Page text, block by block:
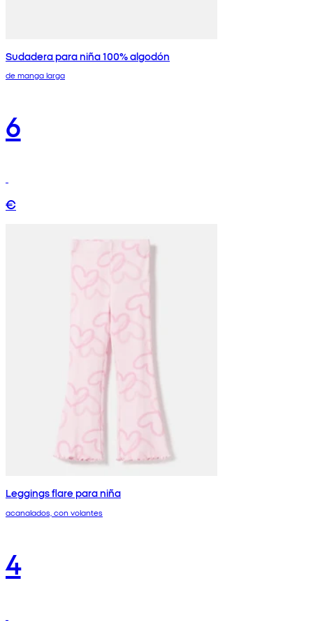
Sudadera para niña 100% algodón
de manga larga
6
€
Leggings flare para niña
acanalados, con volantes
4